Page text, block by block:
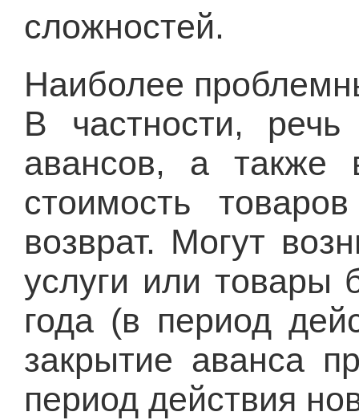
сложностей.
Наиболее
В частности,
авансов, а также
стоимость
возврат. Могут
услуги или товары
года (в период
закрытие аванса
период действия